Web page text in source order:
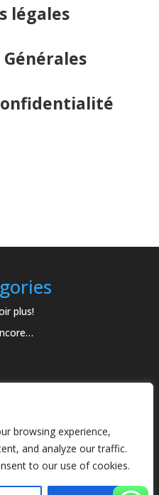
browsing experience,
and analyze our traffic.
to our use of cookies.
légales
plus!